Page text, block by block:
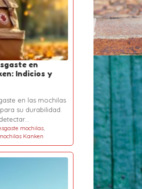
en
Indicios y
en las mochilas
su durabilidad.
mochilas,
Kanken